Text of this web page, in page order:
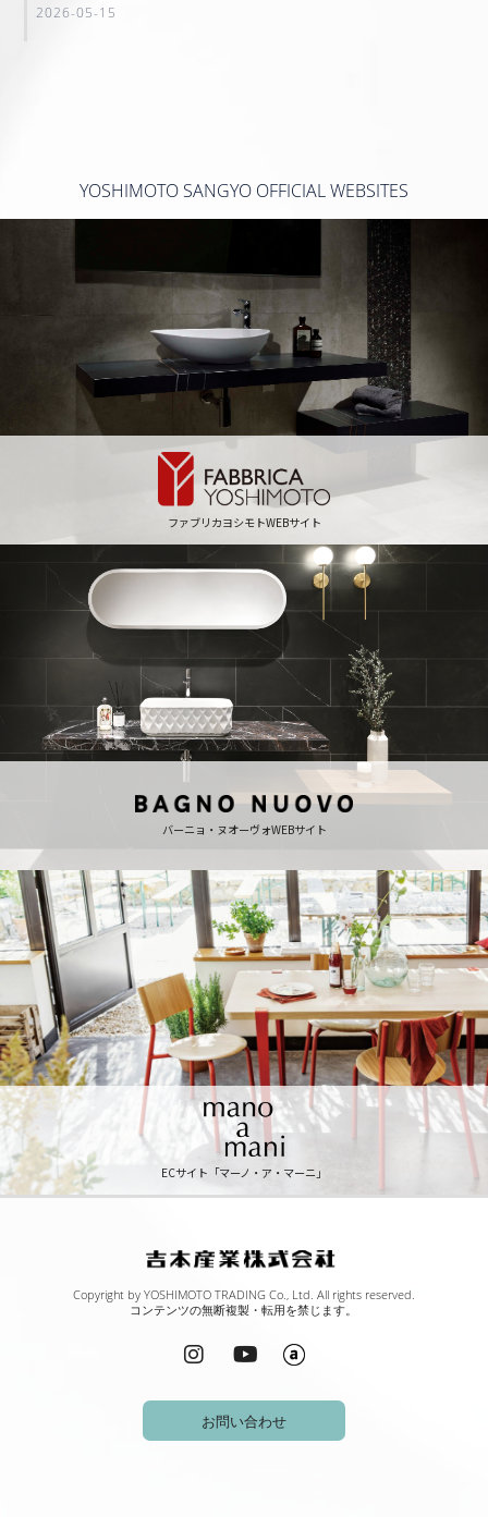
2026-05-15
YOSHIMOTO SANGYO OFFICIAL WEBSITES
ファブリカヨシモトWEBサイト
バーニョ・ヌオーヴォWEBサイト
ECサイト「マーノ・ア・マーニ」
Copyright by YOSHIMOTO TRADING Co., Ltd. All rights reserved.
コンテンツの無断複製・転用を禁じます。
お問い合わせ